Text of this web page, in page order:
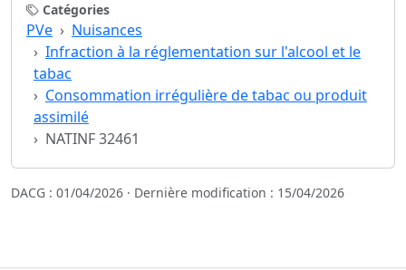
Catégories
PVe
Nuisances
Infraction à la réglementation sur l'alcool et le
tabac
Consommation irrégulière de tabac ou produit
assimilé
NATINF 32461
DACG : 01/04/2026 · Dernière modification : 15/04/2026